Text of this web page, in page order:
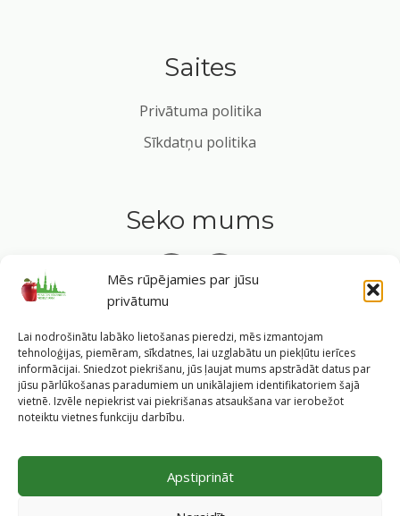
Mēs rūpējamies par jūsu
privātumu
Lai nodrošinātu labāko lietošanas pieredzi, mēs izmantojam
tehnoloģijas, piemēram, sīkdatnes, lai uzglabātu un piekļūtu ierīces
informācijai. Sniedzot piekrišanu, jūs ļaujat mums apstrādāt datus par
jūsu pārlūkošanas paradumiem un unikālajiem identifikatoriem šajā
vietnē. Izvēle nepiekrist vai piekrišanas atsaukšana var ierobežot
noteiktu vietnes funkciju darbību.
Apstiprināt
Saites
Privātuma politika
Sīkdatņu politika
Seko mums
©2026 Veselīgs rīdzinieks veselā Rīgā |Pārpublicējot
informāciju, atsauce uz Rīgas valstspilsētas pašvaldības
Pašvaldības portālu administrē Rīgas valstspilsētas
pašvaldības Labklājības departaments (Rīga, Baznīcas iela